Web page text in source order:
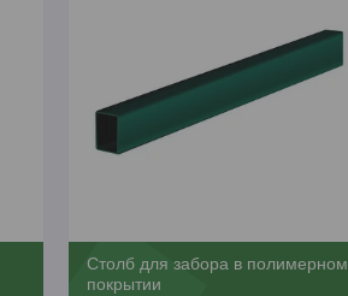
Столб для забора в полимерном
покрытии